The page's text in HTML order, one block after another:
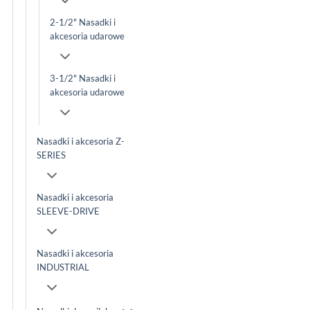
2-1/2" Nasadki i
akcesoria udarowe
3-1/2" Nasadki i
akcesoria udarowe
Nasadki i akcesoria Z-
SERIES
Nasadki i akcesoria
SLEEVE-DRIVE
Nasadki i akcesoria
INDUSTRIAL